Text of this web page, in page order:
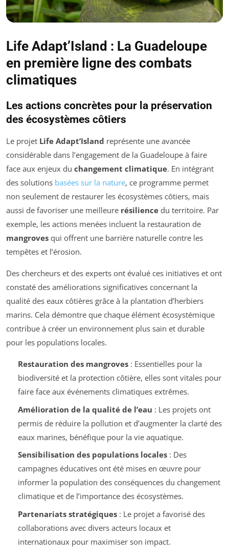
Life Adapt’Island : La Guadeloupe
en première ligne des combats
climatiques
Les actions concrètes pour la préservation
des écosystèmes côtiers
Le projet Life Adapt’Island représente une avancée
considérable dans l’engagement de la Guadeloupe à faire
face aux enjeux du changement climatique. En intégrant
des solutions basées sur la nature, ce programme permet
non seulement de restaurer les écosystèmes côtiers, mais
aussi de favoriser une meilleure résilience du territoire. Par
exemple, les actions menées incluent la restauration de
mangroves qui offrent une barrière naturelle contre les
tempêtes et l’érosion.
Des chercheurs et des experts ont évalué ces initiatives et ont
constaté des améliorations significatives concernant la
qualité des eaux côtières grâce à la plantation d’herbiers
marins. Cela démontre que chaque élément écosystémique
contribue à créer un environnement plus sain et durable
pour les populations locales.
Restauration des mangroves: Essentielles pour la
biodiversité et la protection côtière, elles sont vitales pour
faire face aux événements climatiques extrêmes.
Amélioration de la qualité de l’eau : Les projets ont
permis de réduire la pollution et d’augmenter la clarté des
eaux marines, bénéfique pour la vie aquatique.
Sensibilisation des populations locales: Des
campagnes éducatives ont été mises en œuvre pour
informer la population des conséquences du changement
climatique et de l’importance des écosystèmes.
Partenariats stratégiques: Le projet a favorisé des
collaborations avec divers acteurs locaux et
internationaux pour maximiser son impact.